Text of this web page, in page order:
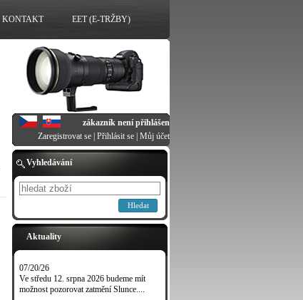
Vyhledávání
Hledat
Aktuality
07/20/26
Ve středu 12. srpna 2026 budeme mít
možnost pozorovat zatmění Slunce....
KONTAKT EET (E-TRŽBY)
zákazník není přihlášen
Zaregistrovat se Přihlásit se Můj účet